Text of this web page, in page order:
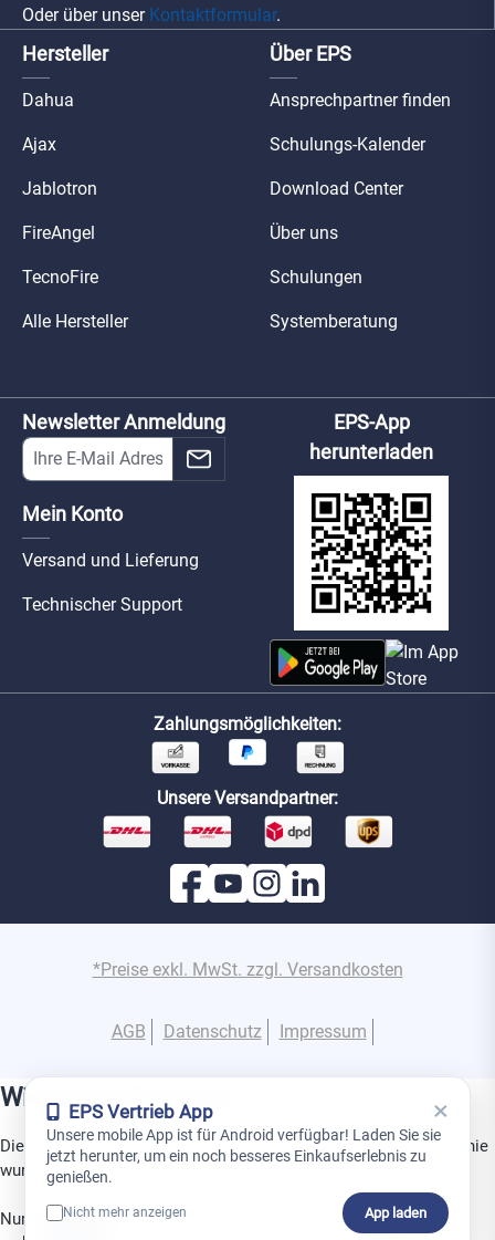
Oder über unser Kontaktformular.
Hersteller
Dahua
Ajax
Jablotron
FireAngel
TecnoFire
Alle Hersteller
Über EPS
Ansprechpartner finden
Schulungs-Kalender
Download Center
Über uns
Schulungen
Systemberatung
Newsletter Anmeldung
Mein Konto
Versand und Lieferung
Technischer Support
EPS-App
herunterladen
Zahlungsmöglichkeiten:
Unsere Versandpartner:
*Preise exkl. MwSt. zzgl. Versandkosten
AGB Datenschutz Impressum
Wichtige Information
Dies ist ein Gerät aus der Superior-Produktlinie. Diese Produktlinie
wurde speziell für den Einsatz in Projekten entwickelt.
Nur geschulte Partner dürfen Superior-Produkte installieren,
EPS Vertrieb App ×
Unsere mobile App ist für Android verfügbar! Laden Sie sie
jetzt herunter, um ein noch besseres Einkaufserlebnis zu
genießen.
Nicht mehr anzeigen App laden